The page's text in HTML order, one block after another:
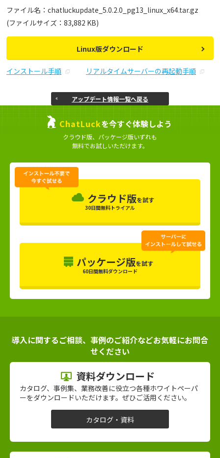
ファイル名：chatluckupdate_5.0.2.0_pg13_linux_x64.tar.gz
(ファイルサイズ：83,882 KB)
Linux版ダウンロード
インストール手順 リアルタイムサーバーの再起動手順
アップデート情報一覧へ戻る
ChatLuckを今すぐ体験しよう
クラウド版、パッケージ版いずれも
無料でお試しいただけます。
クラウド版を試す
30日間無料トライアル
パッケージ版を試す
60日間無料ダウンロード
導入に関するご相談、事例のご紹介などお気軽にお問合
せください
資料ダウンロード
カタログ、事例集、業務改善に役立つ各種ホワイトペーパ
ーをダウンロードいただけます。ぜひご活用ください。
カタログ・資料